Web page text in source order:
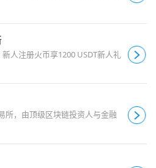
人注册火币享1200 USDT新人礼
所，由顶级区块链投资人与金融